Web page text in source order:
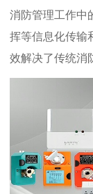
消防管理工作中
挥等信息化传输
效解决了传统消